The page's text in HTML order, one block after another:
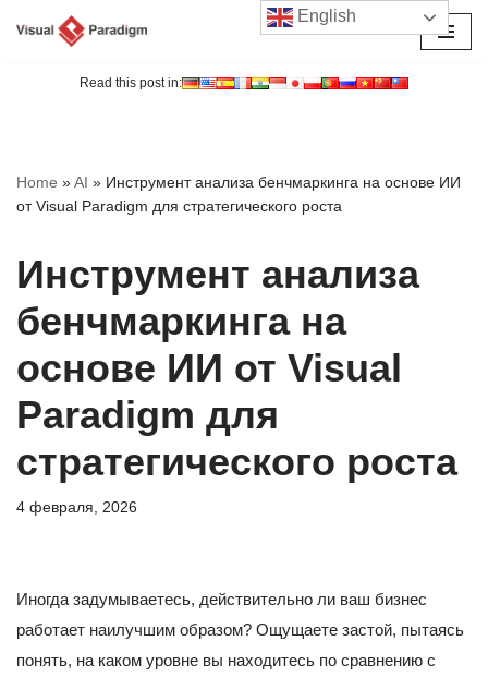
Read this post in:
Home »AI » Инструмент анализа бенчмаркинга на основе ИИ
от Visual Paradigm для стратегического роста
Инструмент анализа
бенчмаркинга на
основе ИИ от Visual
Paradigm для
стратегического роста
4 февраля, 2026
Иногда задумываетесь, действительно ли ваш бизнес
работает наилучшим образом? Ощущаете застой, пытаясь
понять, на каком уровне вы находитесь по сравнению с
English